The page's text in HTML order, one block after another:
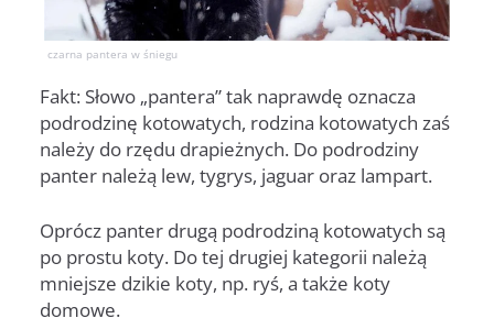
czarna pantera w śniegu
Fakt: Słowo „pantera” tak naprawdę oznacza
podrodzinę kotowatych, rodzina kotowatych zaś
należy do rzędu drapieżnych. Do podrodziny
panter należą lew, tygrys, jaguar oraz lampart.
Oprócz panter drugą podrodziną kotowatych są
po prostu koty. Do tej drugiej kategorii należą
mniejsze dzikie koty, np. ryś, a także koty
domowe.